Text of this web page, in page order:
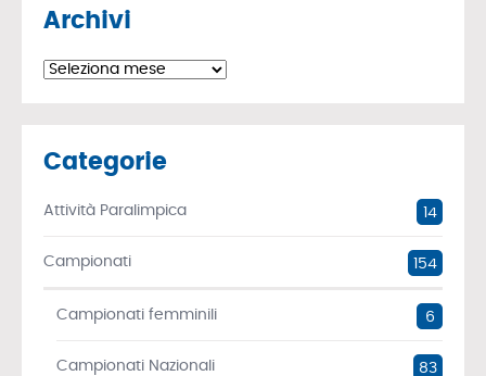
Archivi
Archivi
Categorie
Attività Paralimpica 14
Campionati 154
Campionati femminili 6
Campionati Nazionali 83